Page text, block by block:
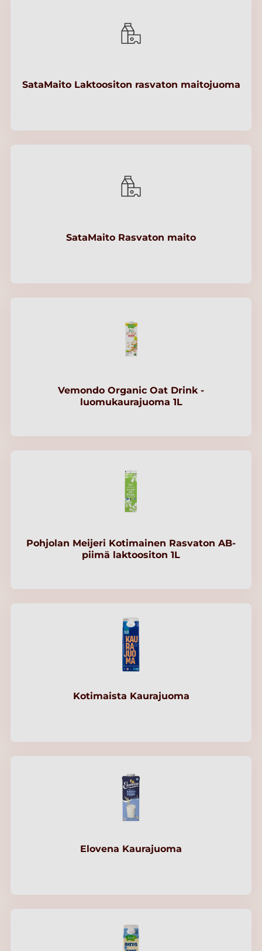
SataMaito Laktoositon rasvaton maitojuoma
SataMaito Rasvaton maito
Vemondo Organic Oat Drink -
luomukaurajuoma 1L
Pohjolan Meijeri Kotimainen Rasvaton AB-
piimä laktoositon 1L
Kotimaista Kaurajuoma
Elovena Kaurajuoma